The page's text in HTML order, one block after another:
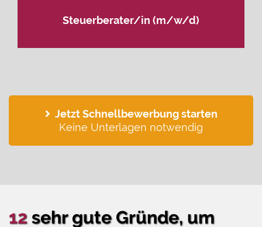
Steuerberater/in (m/w/d)
Jetzt Schnellbewerbung starten
Keine Unterlagen notwendig
12sehr gute Gründe, um